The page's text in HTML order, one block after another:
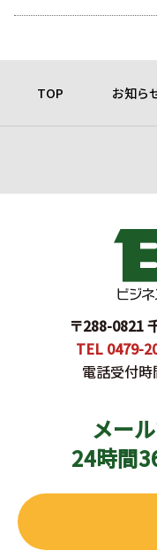
TOP お知ら
〒288-0821
TEL 0479-
電話受付
メー
24時間